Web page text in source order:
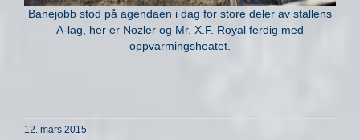
Banejobb stod på agendaen i dag for store deler av stallens
A-lag, her er Nozler og Mr. X.F. Royal ferdig med
oppvarmingsheatet.
12. mars 2015